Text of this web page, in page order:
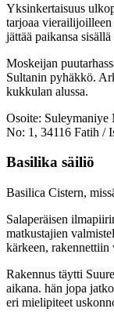
Yksinkertaisuus
tarjoaa vierailijoilleen
jättää paikansa
Moskeijan
Sultanin pyhäkkö.
kukkulan alussa.
Osoite: Suleymaniye
No: 1, 34116 Fatih /
Basilika säiliö
Basilica Cistern,
Salaperäisen
matkustajien
kärkeen, rakennettiin
Rakennus täytti
aikana. hän jopa
eri mielipiteet